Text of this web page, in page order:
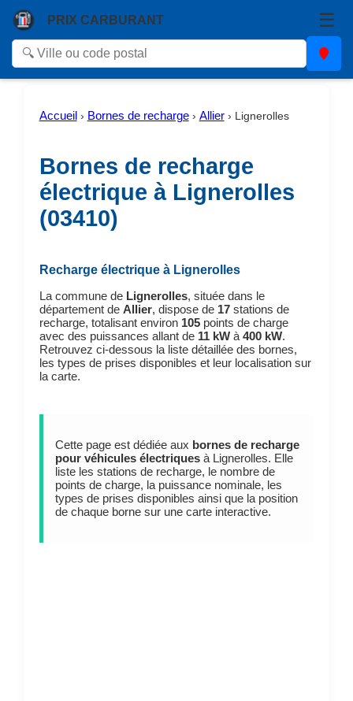
PRIX CARBURANT ☰
Accueil › Bornes de recharge› Allier› Lignerolles
Bornes de recharge
électrique à Lignerolles
(03410)
Recharge électrique à Lignerolles
La commune de Lignerolles, située dans le
département de Allier, dispose de 17stations de
recharge, totalisant environ 105points de charge
avec des puissances allant de 11 kWà 400 kW.
Retrouvez ci-dessous la liste détaillée des bornes,
les types de prises disponibles et leur localisation sur
la carte.
Cette page est dédiée aux bornes de recharge
pour véhicules électriquesà Lignerolles. Elle
liste les stations de recharge, le nombre de
points de charge, la puissance nominale, les
types de prises disponibles ainsi que la position
de chaque borne sur une carte interactive.